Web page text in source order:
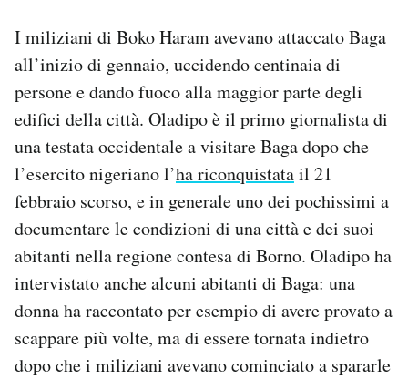
I miliziani di Boko Haram avevano attaccato Baga
all’inizio di gennaio, uccidendo centinaia di
persone e dando fuoco alla maggior parte degli
edifici della città. Oladipo è il primo giornalista di
una testata occidentale a visitare Baga dopo che
l’esercito nigeriano l’ha riconquistatail 21
febbraio scorso, e in generale uno dei pochissimi a
documentare le condizioni di una città e dei suoi
abitanti nella regione contesa di Borno. Oladipo ha
intervistato anche alcuni abitanti di Baga: una
donna ha raccontato per esempio di avere provato a
scappare più volte, ma di essere tornata indietro
dopo che i miliziani avevano cominciato a spararle